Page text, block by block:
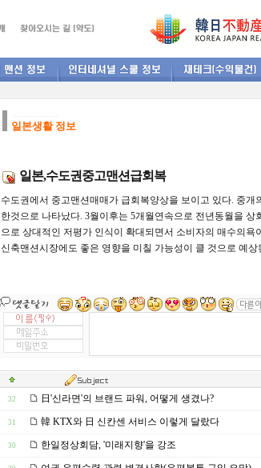
일본생활 정보
일본,수도권중고맨션급회복
수도권에서 중고맨션매매가 급회복양상을 보이고 있다. 중
한것으로 나타났다. 3월이후는 5개월연속으로 전년동월을
으로 상대적인 저평가 인식이 확대되면서 소비자의 매수의욕
신축맨션시장에도 좋은 영향을 미칠 가능성이 클 것으로 예상
32 日'신라면'의 브랜드 파워, 어떻게 생겼나?
31 韓 KTX와 日 신칸센 서비스 이렇게 달랐다
30 한일정상회담, '미래지향'을 강조